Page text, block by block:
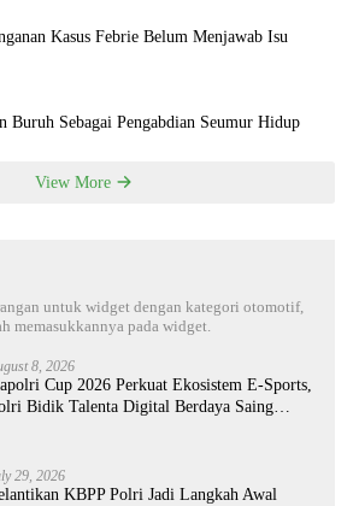
Kasus Febrie Belum Menjawab Isu
Buruh Sebagai Pengabdian Seumur Hidup
View More
untuk widget dengan kategori otomotif,
memasukkannya pada widget.
8, 2026
Cup 2026 Perkuat Ekosistem E-Sports,
Bidik Talenta Digital Berdaya Saing
29, 2026
KBPP Polri Jadi Langkah Awal